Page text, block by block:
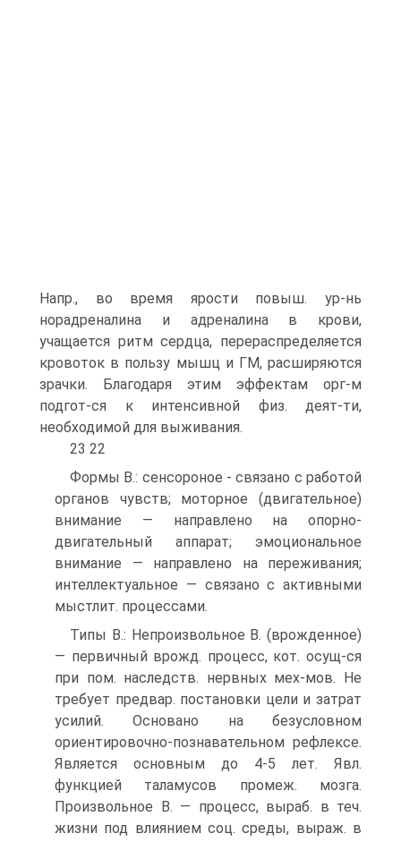
Напр., во время ярости повыш. ур-нь
норадреналина и адреналина в крови,
учащается ритм сердца, перераспределяется
кровоток в пользу мышц и ГМ, расширяются
зрачки. Благодаря этим эффектам орг-м
подгот-ся к интенсивной физ. деят-ти,
необходимой для выживания.
23 22
Формы В.: сенсороное - связано с работой
органов чувств; моторное (двигательное)
внимание — направлено на опорно-
двигательный аппарат; эмоциональное
внимание — направлено на переживания;
интеллектуальное — связано с активными
мыстлит. процессами.
Типы В.: Непроизвольное В. (врожденное)
— первичный врожд. процесс, кот. осущ-ся
при пом. наследств. нервных мех-мов. Не
требует предвар. постановки цели и затрат
усилий. Основано на безусловном
ориентировочно-познавательном рефлексе.
Является основным до 4-5 лет. Явл.
функцией таламусов промеж. мозга.
Произвольное В. — процесс, выраб. в теч.
жизни под влиянием соц. среды, выраж. в